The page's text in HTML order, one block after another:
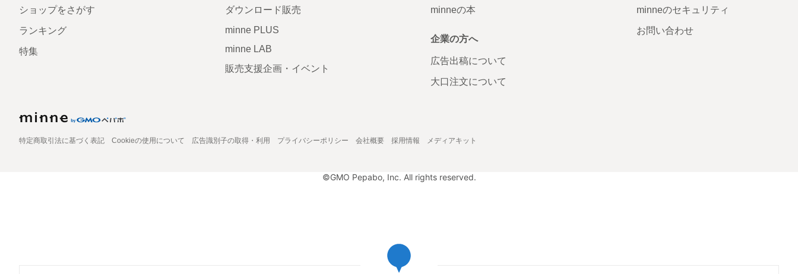
ショップをさがす
ランキング
特集
ダウンロード販売
minne PLUS
minne LAB
販売支援企画・イベント
minneの本
企業の方へ
広告出稿について
大口注文について
minneのセキュリティ
お問い合わせ
特定商取引法に基づく表記 Cookieの使用について 広告識別子の取得・利用 プライバシーポリシー 会社概要 採用情報 メディアキット
©GMO Pepabo, Inc. All rights reserved.